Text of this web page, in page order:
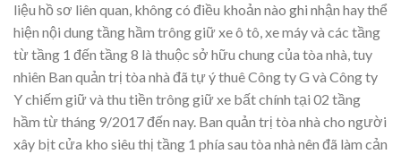
liệu hồ sơ liên quan, không có điều khoản nào ghi nhận hay thể
hiện nội dung tầng hầm trông giữ xe ô tô, xe máy và các tầng
từ tầng 1 đến tầng 8 là thuộc sở hữu chung của tòa nhà, tuy
nhiên Ban quản trị tòa nhà đã tự ý thuê Công ty G và Công ty
Y chiếm giữ và thu tiền trông giữ xe bất chính tại 02 tầng
hầm từ tháng 9/2017 đến nay. Ban quản trị tòa nhà cho người
xây bịt cửa kho siêu thị tầng 1 phía sau tòa nhà nên đã làm cản